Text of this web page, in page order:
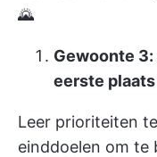
🌄
Gewoonte
eerste plaats
Leer prioriteiten
einddoelen om te